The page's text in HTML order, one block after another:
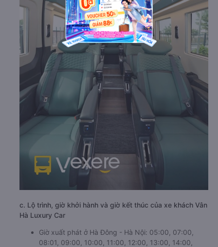
c. Lộ trình, giờ khởi hành và giờ kết thúc của xe khách Vân
Hà Luxury Car
Giờ xuất phát ở Hà Đông - Hà Nội: 05:00, 07:00,
08:01, 09:00, 10:00, 11:00, 12:00, 13:00, 14:00,